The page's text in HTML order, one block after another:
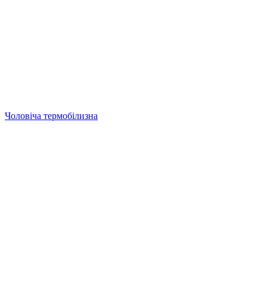
Чоловіча термобілизна